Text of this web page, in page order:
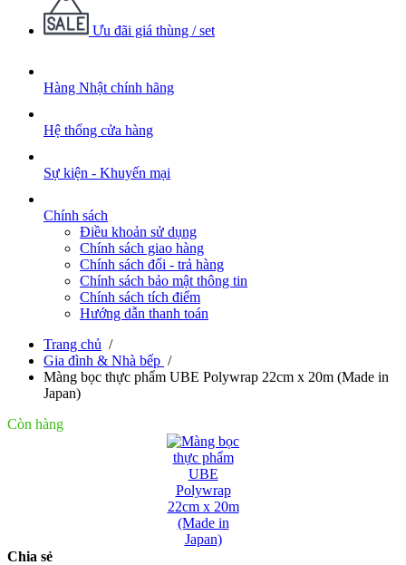
Ưu đãi giá thùng / set
Hàng Nhật chính hãng
Hệ thống cửa hàng
Sự kiện - Khuyến mại
Chính sách
Điều khoản sử dụng
Chính sách giao hàng
Chính sách đổi - trả hàng
Chính sách bảo mật thông tin
Chính sách tích điểm
Hướng dẫn thanh toán
Trang chủ /
Gia đình & Nhà bếp /
Màng bọc thực phẩm UBE Polywrap 22cm x 20m (Made in
Japan)
Còn hàng
Chia sẻ